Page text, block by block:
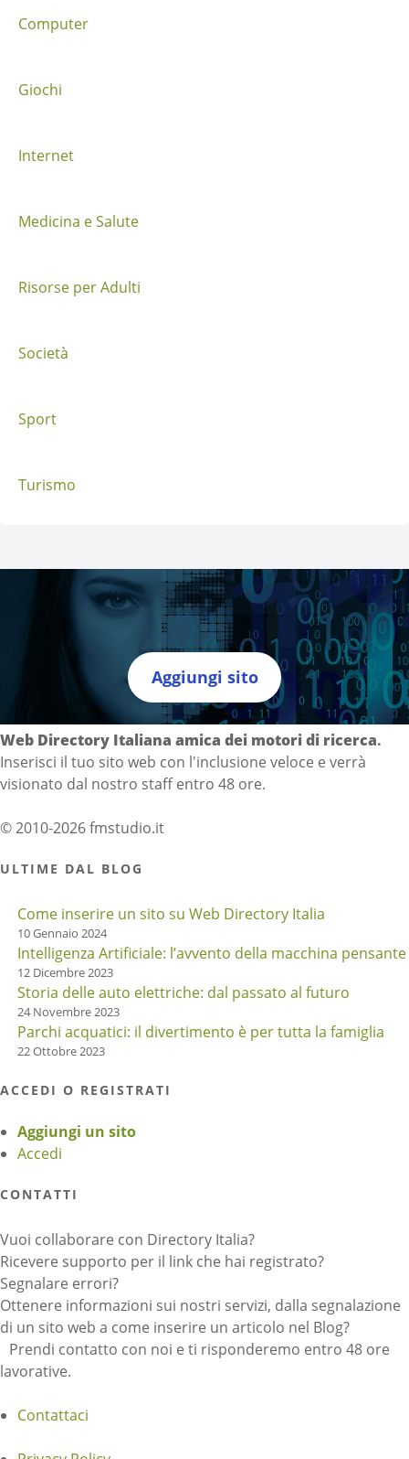
t
a
p
o
t
Computer
Giochi
Internet
Medicina e Salute
Risorse per Adulti
Società
Sport
Turismo
Aggiungi sito
Directory Italia
Web Directory Italiana amica dei motori di ricerca.
Inserisci il tuo sito web con l'inclusione veloce e verrà
visionato dal nostro staff entro 48 ore.
© 2010-2026 fmstudio.it
ULTIME DAL BLOG
Come inserire un sito su Web Directory Italia
10 Gennaio 2024
Intelligenza Artificiale: l’avvento della macchina pensante
12 Dicembre 2023
Storia delle auto elettriche: dal passato al futuro
24 Novembre 2023
Parchi acquatici: il divertimento è per tutta la famiglia
22 Ottobre 2023
ACCEDI O REGISTRATI
Aggiungi un sito
Accedi
CONTATTI
Vuoi collaborare con Directory Italia?
Ricevere supporto per il link che hai registrato?
Segnalare errori?
Ottenere informazioni sui nostri servizi, dalla segnalazione
di un sito web a come inserire un articolo nel Blog?
Prendi contatto con noi e ti risponderemo entro 48 ore
lavorative.
Contattaci